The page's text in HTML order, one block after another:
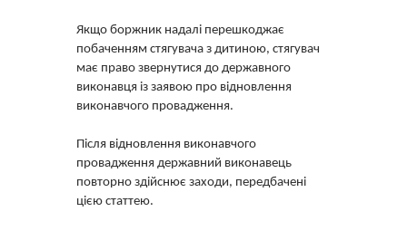
Якщо боржник надалі перешкоджає
побаченням стягувача з дитиною, стягувач
має право звернутися до державного
виконавця із заявою про відновлення
виконавчого провадження.
Після відновлення виконавчого
провадження державний виконавець
повторно здійснює заходи, передбачені
цією статтею.